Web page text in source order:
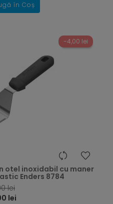
în Coș
-4,00 lei
otel inoxidabil cu maner
Enders 8784
lei
lei